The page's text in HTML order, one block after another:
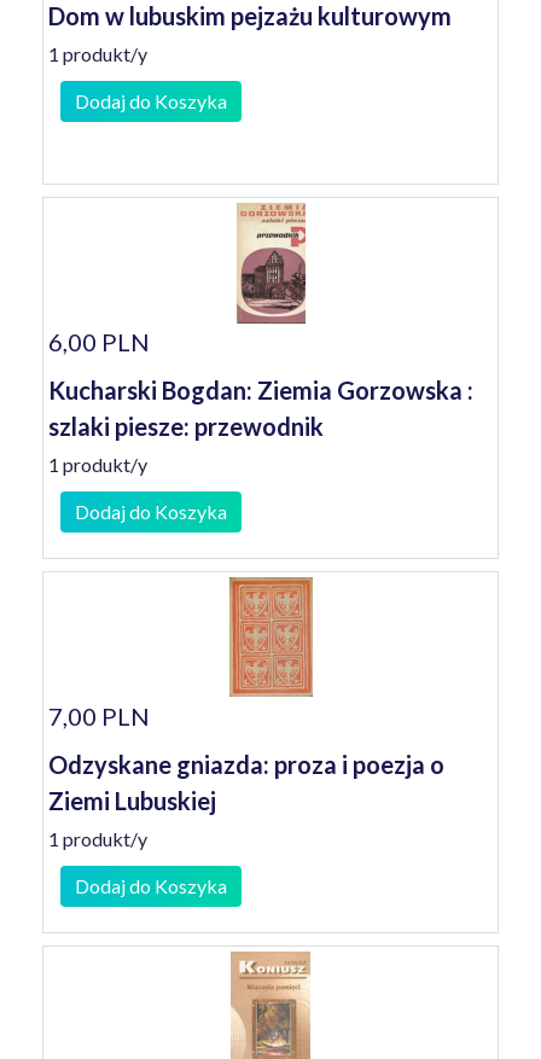
Dom w lubuskim pejzażu kulturowym
1 produkt/y
Dodaj do Koszyka
6,00 PLN
Kucharski Bogdan: Ziemia Gorzowska :
szlaki piesze: przewodnik
1 produkt/y
Dodaj do Koszyka
7,00 PLN
Odzyskane gniazda: proza i poezja o
Ziemi Lubuskiej
1 produkt/y
Dodaj do Koszyka